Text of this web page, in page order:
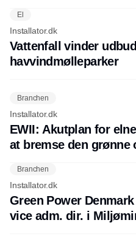
El
Installator.dk
Vattenfall vinder
havvindmølleparker
Branchen
Installator.dk
EWII: Akutplan for
at bremse den grønne
Branchen
Installator.dk
Green Power
vice adm. dir. i